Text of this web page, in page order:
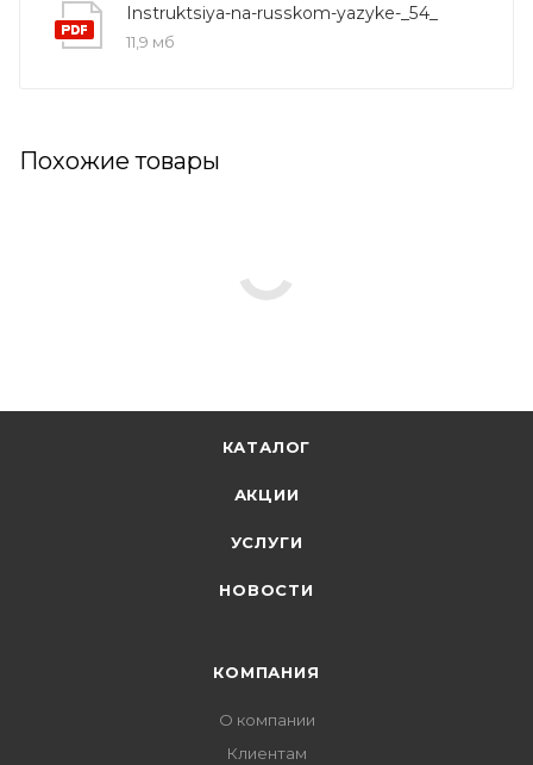
Instruktsiya-na-russkom-yazyke-_54_
11,9 мб
Похожие товары
КАТАЛОГ
АКЦИИ
УСЛУГИ
НОВОСТИ
КОМПАНИЯ
О компании
Клиентам